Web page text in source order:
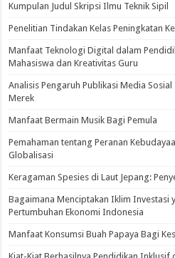
Kumpulan Judul Skripsi Ilmu Teknik Sipil
Penelitian Tindakan Kelas Peningkatan
Manfaat Teknologi Digital dalam
Mahasiswa dan Kreativitas Guru
Analisis Pengaruh Publikasi Media
Merek
Manfaat Bermain Musik Bagi Pemula
Pemahaman tentang Peranan
Globalisasi
Keragaman Spesies di Laut Jepang:
Bagaimana Menciptakan Iklim Investasi
Pertumbuhan Ekonomi Indonesia
Manfaat Konsumsi Buah Papaya Bagi